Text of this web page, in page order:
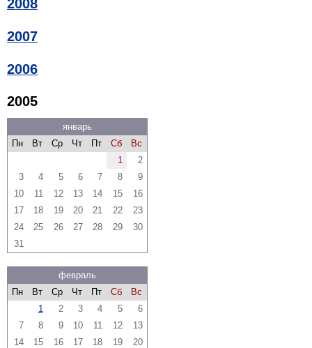
2008
2007
2006
2005
январь
Пн
Вт Ср Чт Пт Сб
Вс
1
2
3
4 5 6 7 8
9
10
11 12 13 14 15
16
17
18 19 20 21 22
23
24
25 26 27 28 29
30
31
февраль
Пн
Вт Ср Чт Пт Сб
Вс
1
2 3 4 5
6
7
8 9 10 11 12
13
14
15 16 17 18 19 20